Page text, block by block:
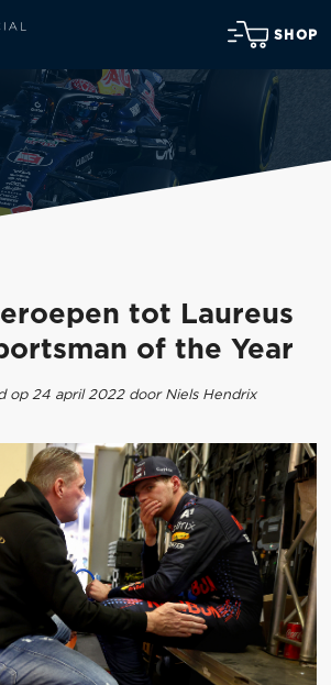
SHOP
tot Laureus
of the Year
op 24 april 2022 door Niels Hendrix